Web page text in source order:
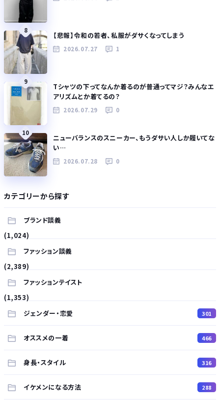
8
【悲報】令和の若者、私服がダサくなってしまう
2026.07.27 1
9
Tシャツの下ってなんか着るのが普通ってマジ？みんなエ
アリズムとか着てるの？
2026.07.29 0
10
ニューバランスのスニーカー、もうダサい人しか履いてな
い…
2026.07.28 0
カテゴリーから探す
ブランド談義
(1,024)
ファッション談義
(2,389)
ファッションテイスト
(1,353)
ジェンダー・恋愛
301
オススメの一着 466
身長・スタイル 316
イケメンになる方法 288